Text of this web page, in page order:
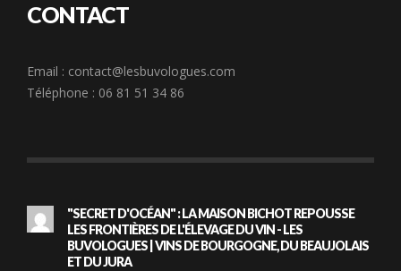
CONTACT
Email : contact@lesbuvologues.com
Téléphone : 06 81 51 34 86
"SECRET D'OCÉAN" : LA MAISON BICHOT REPOUSSE
LES FRONTIÈRES DE L'ÉLEVAGE DU VIN - LES
BUVOLOGUES | VINS DE BOURGOGNE, DU BEAUJOLAIS
ET DU JURA